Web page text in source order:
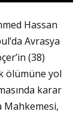
Hassan
Avrasya
(38)
ölümüne yol
karar
Mahkemesi,